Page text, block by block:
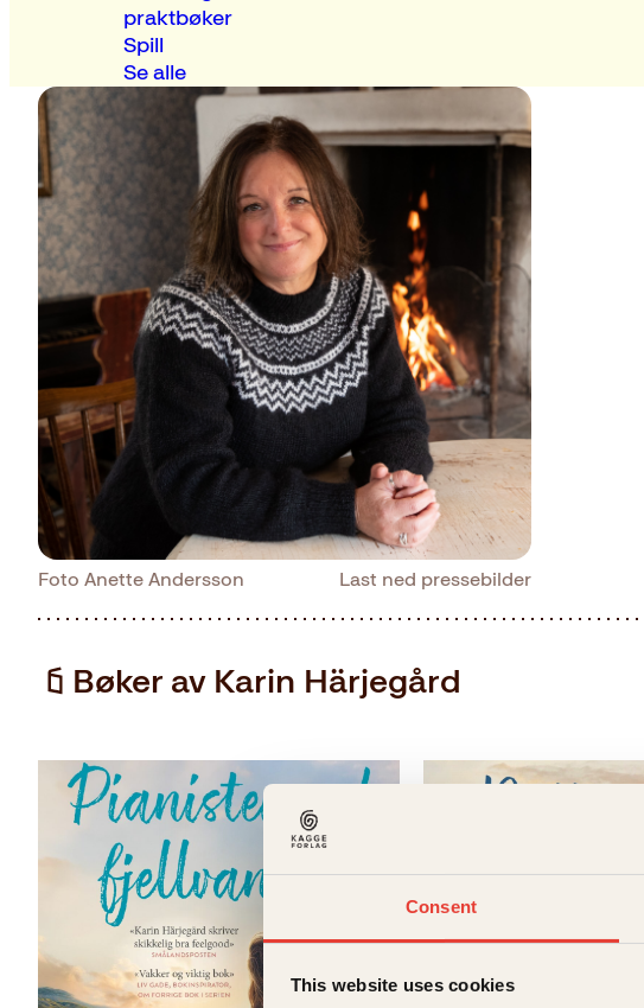
Consent
This website uses cookies
praktbøker
Spill
Se alle
Foto Anette Andersson Last ned pressebilder
Bøker av Karin Härjegård